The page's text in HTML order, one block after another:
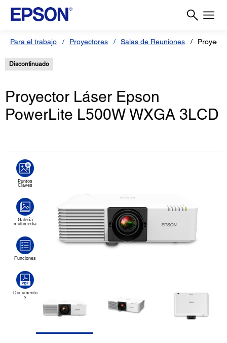
Para el trabajo Proyectores Salas de Reuniones
Discontinuado
Proyector Láser Epson
PowerLite L500W WXGA 3LCD